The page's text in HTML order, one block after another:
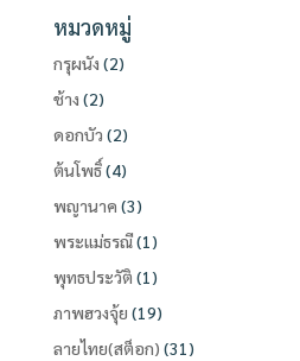
หมวดหมู่
กรุผนัง (2)
ช้าง (2)
ดอกบัว (2)
ต้นโพธิ์(4)
พญานาค (3)
พระแม่ธรณี(1)
พุทธประวัติ (1)
ภาพฮวงจุ้ย (19)
ลายไทย(สต็อก) (31)